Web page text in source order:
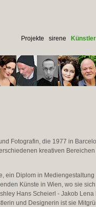
Projekte sirene Künstler
Fotografin, die 1977 in
kreativen
ein Diplom in
Künste in Wien, wo sie
Hans Scheierl - Jakob Lena
und Designerin ist sie